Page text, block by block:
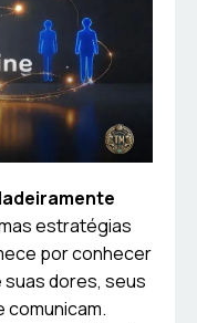
estratégias
por conhecer
suas dores, seus
comunicam.